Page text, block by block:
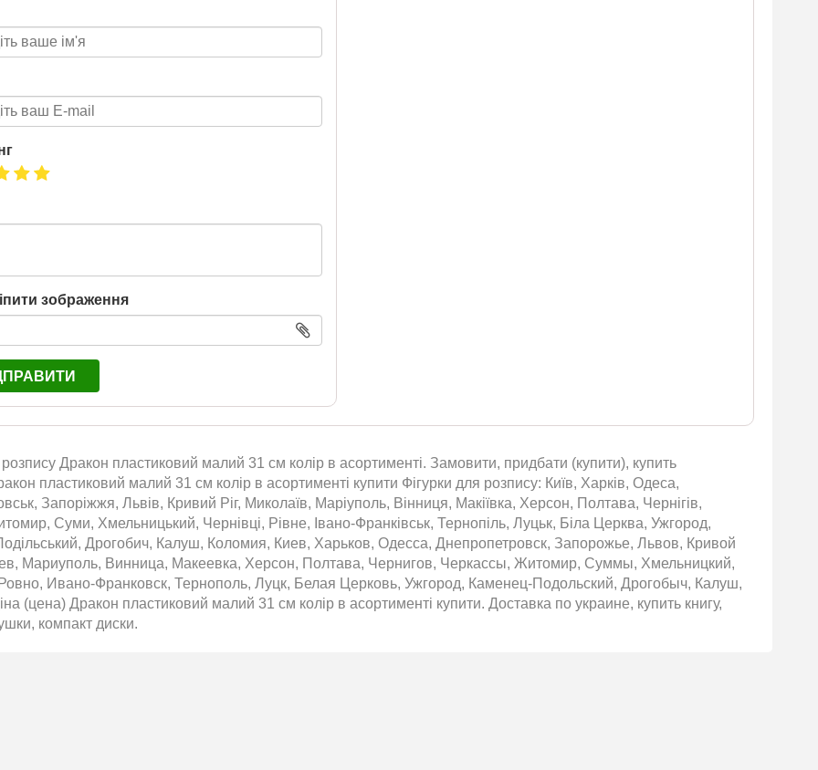
2026
Нова пошта та BMW
зображення
розпису Дракон пластиковий малий 31 см колір в асортименті. Замовити, придбати (купити), купить
пластиковий малий 31 см колір в асортименті купити Фігурки для розпису: Київ, Харків, Одеса,
Запоріжжя, Львів, Кривий Ріг, Миколаїв, Маріуполь, Вінниця, Макіївка, Херсон, Полтава, Чернігів,
Суми, Хмельницький, Чернівці, Рівне, Івано-Франківськ, Тернопіль, Луцьк, Біла Церква, Ужгород,
Дрогобич, Калуш, Коломия, Киев, Харьков, Одесса, Днепропетровск, Запорожье, Львов, Кривой
Мариуполь, Винница, Макеевка, Херсон, Полтава, Чернигов, Черкассы, Житомир, Суммы, Хмельницкий,
Ивано-Франковск, Тернополь, Луцк, Белая Церковь, Ужгород, Каменец-Подольский, Дрогобыч, Калуш,
(цена) Дракон пластиковий малий 31 см колір в асортименті купити. Доставка по украине, купить книгу,
компакт диски.